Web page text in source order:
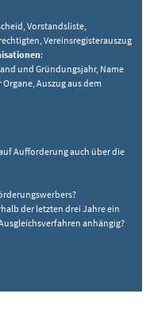
Vorstandsliste,
Vereinsregisterauszug
:
und Gründungsjahr, Name
Auszug aus dem
Aufforderung auch über die
der letzten drei Jahre ein
anhängig?